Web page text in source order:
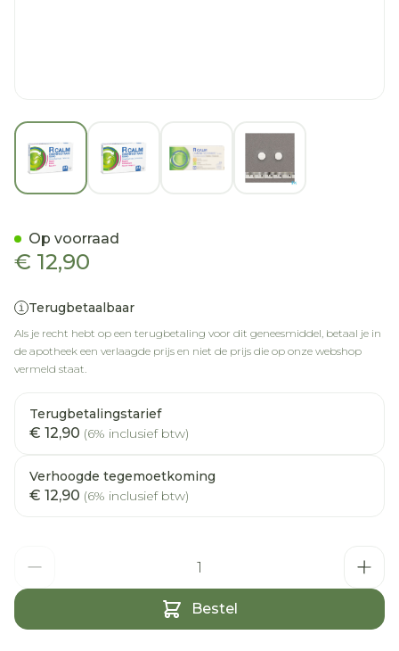
View larger imageView larger imageView larger image
View larger
€ 12,90
Terugbetaalbaar
Als je recht hebt op een terugbetaling voor dit geneesmiddel, betaal je in
de apotheek een verlaagde prijs en niet de prijs die op onze webshop
vermeld staat.
Terugbetalingstarief
€ 12,90 (6% inclusief btw)
Verhoogde tegemoetkoming
€ 12,90 (6% inclusief btw)
Bestel
Op voorraad